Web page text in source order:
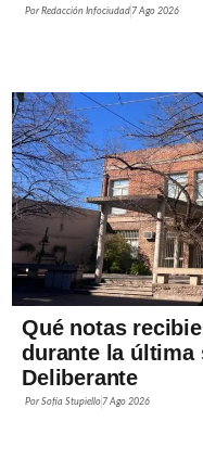
PorRedacción Infociudad 7 Ago 2026
Qué notas
durante la última
Deliberante
PorSofía Stupiello 7 Ago 2026